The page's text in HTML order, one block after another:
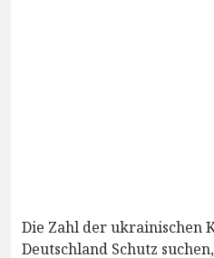
Die Zahl der ukrainischen
Deutschland Schutz